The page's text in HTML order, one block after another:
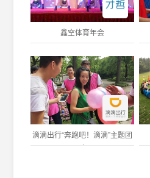
鑫空体育年会
滴滴出行“奔跑吧！滴滴”主题团
建